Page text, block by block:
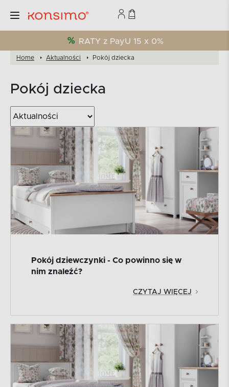
RATY z PayU 15 x 0%
Home Aktualności Pokój dziecka
Pokój dziecka
Pokój dziewczynki - Co powinno się w
nim znaleźć?
CZYTAJ WIĘCEJ